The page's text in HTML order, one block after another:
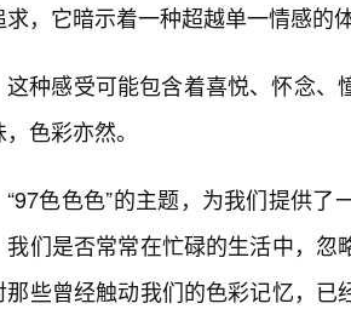
求，它暗示着一种超越单一情感的
这种感受可能包含着喜悦、怀念、
色彩亦然。
“97色色色”的主题，为我们提供
我们是否常常在忙碌的生活中，
那些曾经触动我们的色彩记忆，